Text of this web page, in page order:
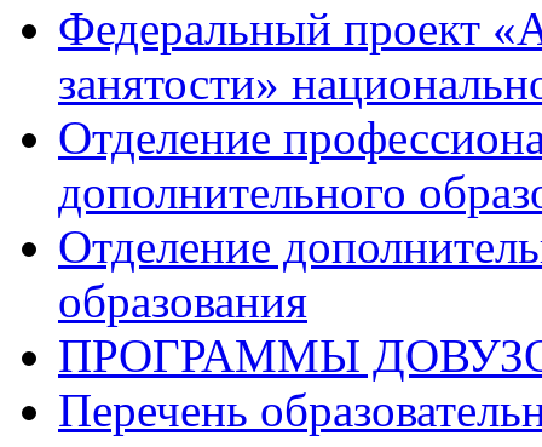
Федеральный проект
занятости»
Отделение
дополнительного
Отделение
образования
ПРОГРАММЫ
Перечень